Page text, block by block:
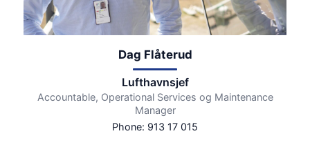
Dag Flåterud
Lufthavnsjef
Accountable, Operational Services og Maintenance
Manager
Phone: 913 17 015